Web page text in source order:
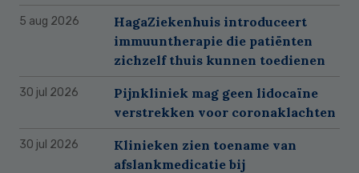
5 aug 2026
HagaZiekenhuis introduceert
immuuntherapie die patiënten
zichzelf thuis kunnen toedienen
30 jul 2026
Pijnkliniek mag geen lidocaïne
verstrekken voor coronaklachten
30 jul 2026
Klinieken zien toename van
afslankmedicatie bij